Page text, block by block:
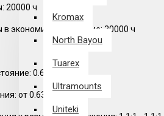
Kromax
North Bayou
Tuarex
Ultramounts
Uniteki
20000 ч
экономичном режиме: 30000 ч
0.60 - 2.40 м
от 0.63 до 2.54 м